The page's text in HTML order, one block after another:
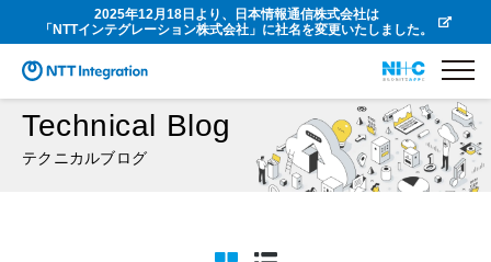
2025年12月18日より、日本情報通信株式会社は
「NTTインテグレーション株式会社」に社名を変更いたしました。
Technical Blog
テクニカルブログ